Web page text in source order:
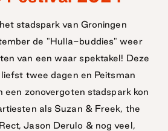
2024
stadspark van Groningen
de "Hulla-buddies" weer
van een waar spektakel! Deze
twee dagen en Peitsman
een zonovergoten stadspark kon
als Suzan & Freek, the
Jason Derulo & nog veel,